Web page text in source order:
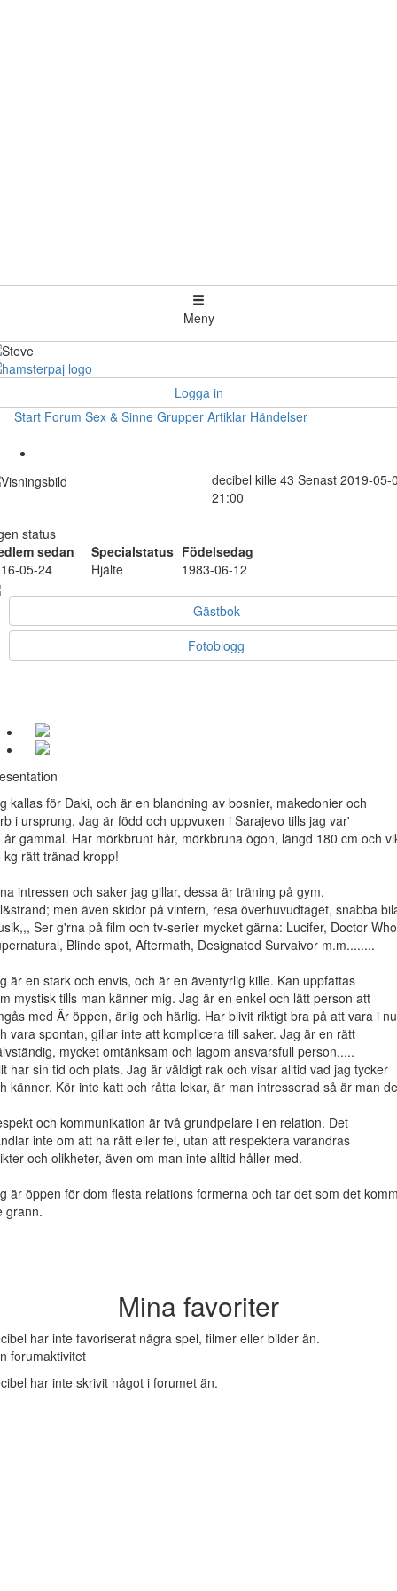
Meny
Logga in
Start Forum Sex & Sinne Grupper Artiklar Händelser
decibel kille 43 Senast 2019-05-
21:00
status
sedan
Specialstatus Födelsedag
05-24
Hjälte 1983-06-12
Gästbok
Fotoblogg
kallas för Daki, och är en blandning av bosnier, makedonier och
i ursprung, Jag är född och uppvuxen i Sarajevo tills jag var'
år gammal. Har mörkbrunt hår, mörkbruna ögon, längd 180 cm och
kg rätt tränad kropp!
intressen och saker jag gillar, dessa är träning på gym,
men även skidor på vintern, resa överhuvudtaget, snabba
Ser g'rna på film och tv-serier mycket gärna: Lucifer, Doctor
Blinde spot, Aftermath, Designated Survaivor m.m........
är en stark och envis, och är en äventyrlig kille. Kan uppfattas
mystisk tills man känner mig. Jag är en enkel och lätt person att
med Är öppen, ärlig och härlig. Har blivit riktigt bra på att vara i
vara spontan, gillar inte att komplicera till saker. Jag är en rätt
mycket omtänksam och lagom ansvarsfull person.....
har sin tid och plats. Jag är väldigt rak och visar alltid vad jag tycker
känner. Kör inte katt och råtta lekar, är man intresserad så är man
och kommunikation är två grundpelare i en relation. Det
inte om att ha rätt eller fel, utan att respektera varandras
och olikheter, även om man inte alltid håller med.
är öppen för dom flesta relations formerna och tar det som det
grann.
Mina favoriter
har inte favoriserat några spel, filmer eller bilder än.
forumaktivitet
har inte skrivit något i forumet än.